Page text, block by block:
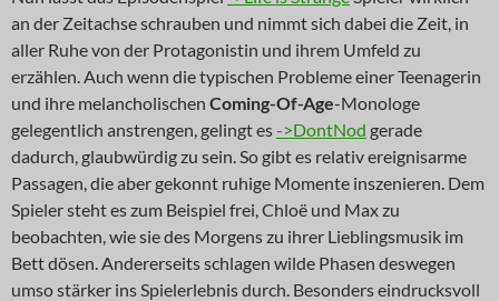
an der Zeitachse schrauben und nimmt sich dabei die Zeit, in
aller Ruhe von der Protagonistin und ihrem Umfeld zu
erzählen. Auch wenn die typischen Probleme einer Teenagerin
und ihre melancholischen Coming-Of-Age-Monologe
gelegentlich anstrengen, gelingt es->DontNod gerade
dadurch, glaubwürdig zu sein. So gibt es relativ ereignisarme
Passagen, die aber gekonnt ruhige Momente inszenieren. Dem
Spieler steht es zum Beispiel frei, Chloë und Max zu
beobachten, wie sie des Morgens zu ihrer Lieblingsmusik im
Bett dösen. Andererseits schlagen wilde Phasen deswegen
umso stärker ins Spielerlebnis durch. Besonders eindrucksvoll